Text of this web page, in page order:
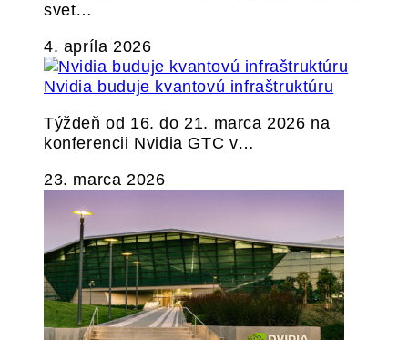
svet…
4. apríla 2026
Nvidia buduje kvantovú infraštruktúru
Týždeň od 16. do 21. marca 2026 na
konferencii Nvidia GTC v…
23. marca 2026